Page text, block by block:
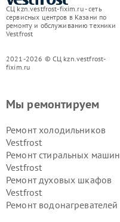
СЦ kzn.vestfrost-fixim.ru - сеть
сервисных центров в Казани по
ремонту и обслуживанию техники
Vestfrost
2021-2026 © СЦ kzn.vestfrost-
fixim.ru
Мы ремонтируем
Ремонт холодильников
Vestfrost
Ремонт стиральных машин
Vestfrost
Ремонт духовых шкафов
Vestfrost
Ремонт водонагревателей